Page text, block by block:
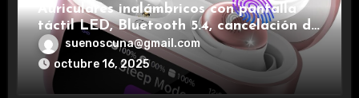
Auriculares inalámbricos con pantalla
táctil LED, Bluetooth 5.4, cancelación de
ruido, impermeables y de larga duración.
suenoscuna@gmail.com
octubre 16, 2025